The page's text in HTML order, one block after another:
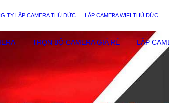
TY LẮP CAMERA THỦ ĐỨC LẮP CAMERA WIFI THỦ ĐỨC
TRỌN BỘ CAMERA GIÁ RẺ LẮP